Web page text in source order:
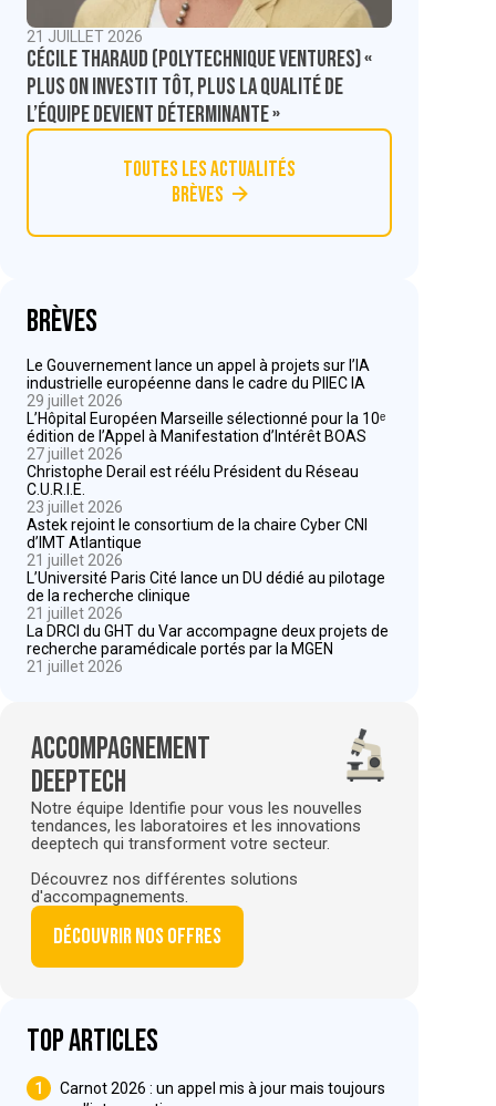
21 JUILLET 2026
Cécile Tharaud (Polytechnique Ventures) «
Plus on investit tôt, plus la qualité de
l’équipe devient déterminante »
Toutes les actualités
Brèves
Brèves
Le Gouvernement lance un appel à projets sur l’IA
industrielle européenne dans le cadre du PIIEC IA
29 juillet 2026
L’Hôpital Européen Marseille sélectionné pour la 10ᵉ
édition de l’Appel à Manifestation d’Intérêt BOAS
27 juillet 2026
Christophe Derail est réélu Président du Réseau
C.U.R.I.E.
23 juillet 2026
Astek rejoint le consortium de la chaire Cyber CNI
d’IMT Atlantique
21 juillet 2026
L’Université Paris Cité lance un DU dédié au pilotage
de la recherche clinique
21 juillet 2026
La DRCI du GHT du Var accompagne deux projets de
recherche paramédicale portés par la MGEN
21 juillet 2026
Accompagnement
deeptech
Notre équipe Identifie pour vous les nouvelles
tendances, les laboratoires et les innovations
deeptech qui transforment votre secteur.
Découvrez nos différentes solutions
d'accompagnements.
Découvrir nos offres
Top articles
1
Carnot 2026 : un appel mis à jour mais toujours